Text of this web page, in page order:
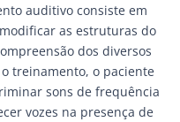
auditivo consiste em
as estruturas do
dos diversos
treinamento, o paciente
sons de frequência
vozes na presença de